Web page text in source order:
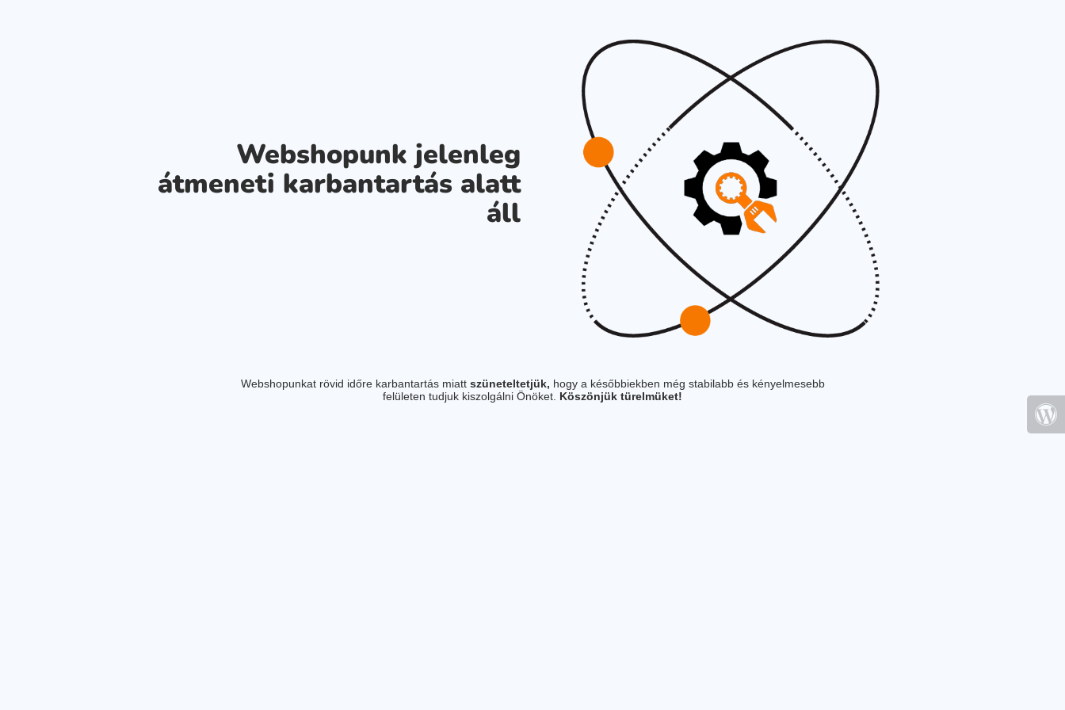
Webshopunk jelenleg
átmeneti karbantartás alatt
áll
Webshopunkat rövid időre karbantartás miatt szüneteltetjük, hogy a későbbiekben még stabilabb és kényelmesebb
felületen tudjuk kiszolgálni Önöket. Köszönjük türelmüket!